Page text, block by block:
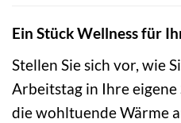
Ein Stück Wellness für
Stellen Sie sich vor, wie
Arbeitstag in Ihre
die wohltuende Wärme